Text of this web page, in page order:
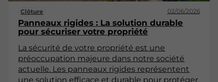
Clôture 02/06/2026
Panneaux rigides : La solution durable
pour sécuriser votre propriété
La sécurité de votre propriété est une
préoccupation majeure dans notre société
actuelle. Les panneaux rigides représentent
une solution efficace et durable pour protéger